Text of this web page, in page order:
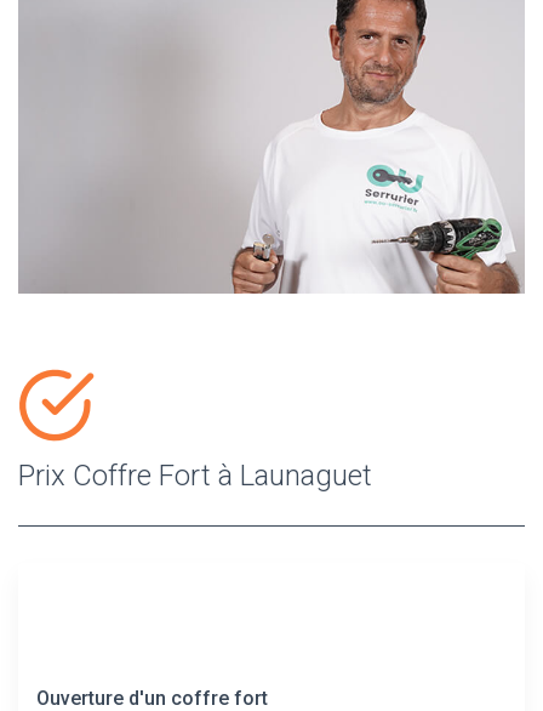
Prix Coffre Fort à Launaguet
Ouverture d'un coffre fort